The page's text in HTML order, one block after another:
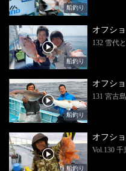
船釣り
船釣り
オフシ
132 雪代
船釣り
オフシ
131 宮古
船釣り
オフシ
Vol.130